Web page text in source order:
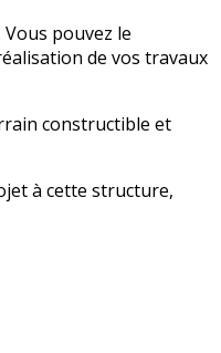
pouvez le
de vos travaux
constructible et
à cette structure,